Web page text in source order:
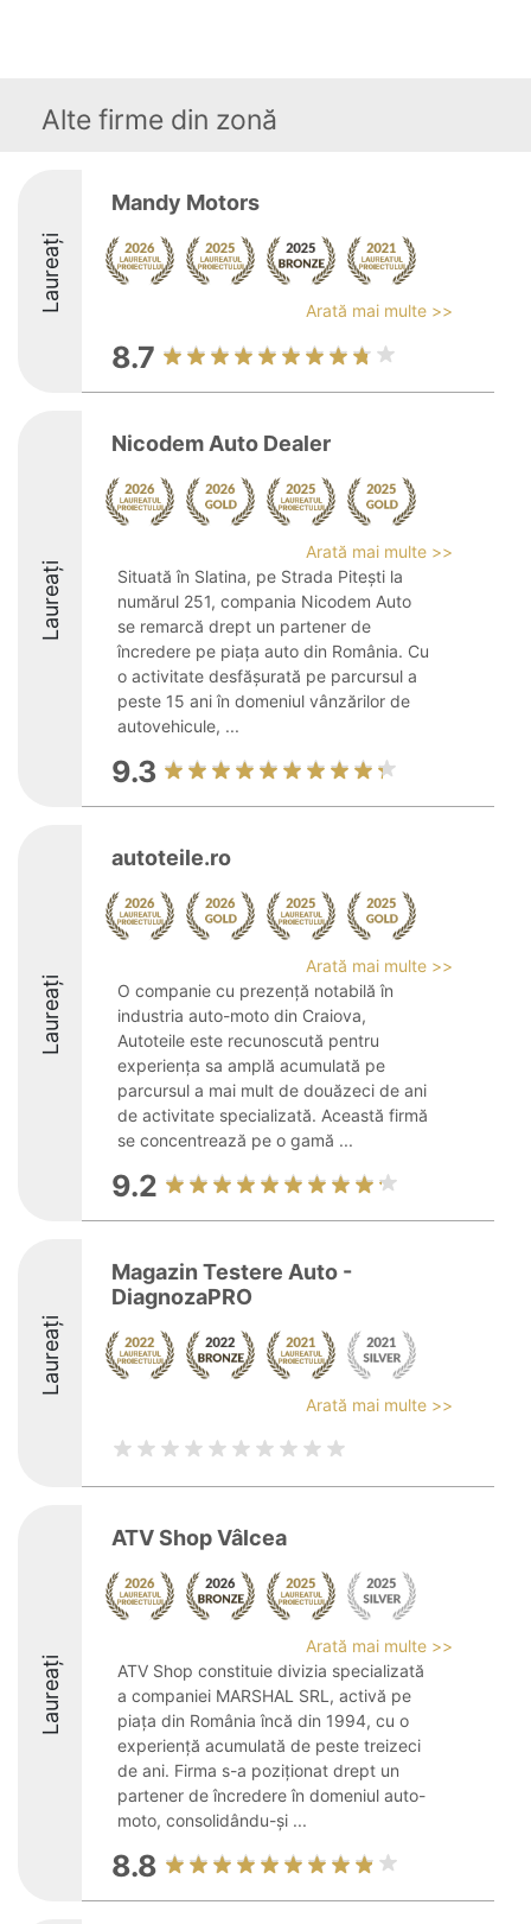
Alte firme din zonă
Laureați
Mandy Motors
Arată mai multe >>
8.7
Laureați
Nicodem Auto Dealer
Arată mai multe >>
Situată în Slatina, pe Strada Pitești la
numărul 251, compania Nicodem Auto
se remarcă drept un partener de
încredere pe piața auto din România. Cu
o activitate desfășurată pe parcursul a
peste 15 ani în domeniul vânzărilor de
autovehicule, ...
9.3
Laureați
autoteile.ro
Arată mai multe >>
O companie cu prezență notabilă în
industria auto-moto din Craiova,
Autoteile este recunoscută pentru
experiența sa amplă acumulată pe
parcursul a mai mult de douăzeci de ani
de activitate specializată. Această firmă
se concentrează pe o gamă ...
9.2
Laureați
Magazin Testere Auto -
DiagnozaPRO
Arată mai multe >>
Laureați
ATV Shop Vâlcea
Arată mai multe >>
ATV Shop constituie divizia specializată
a companiei MARSHAL SRL, activă pe
piața din România încă din 1994, cu o
experiență acumulată de peste treizeci
de ani. Firma s-a poziționat drept un
partener de încredere în domeniul auto-
moto, consolidându-și ...
8.8